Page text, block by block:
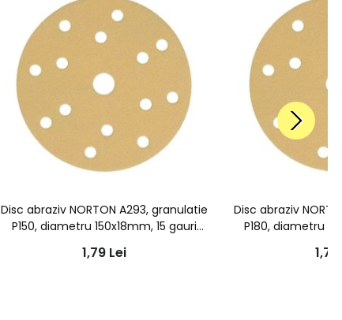
Disc abraziv NORTON A293, granulatie
P150, diametru 150x18mm, 15 gauri
aspiratie
1,79 Lei
Disc abraziv
P180, diametru
1,73